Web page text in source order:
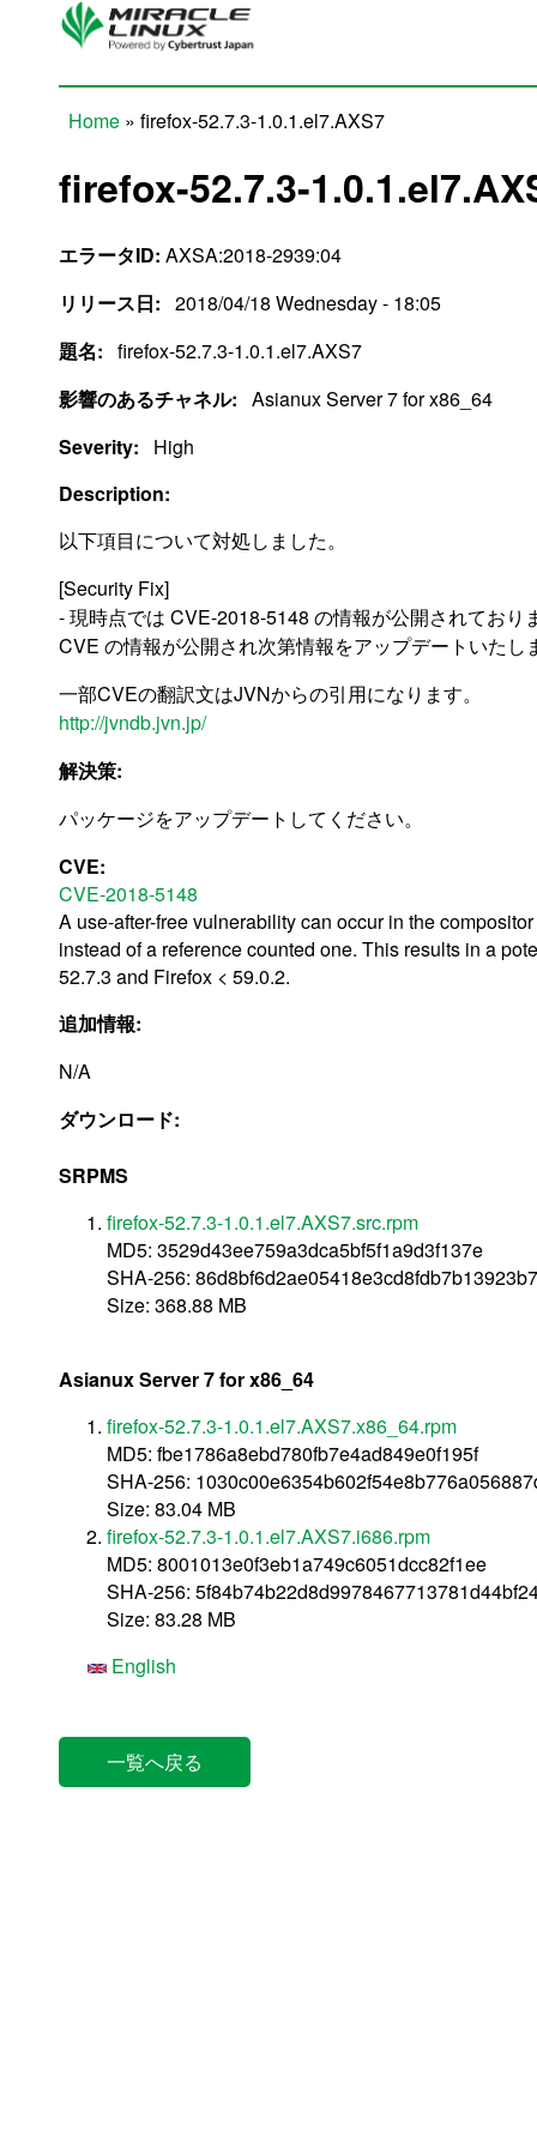
Skip to main content
Home » firefox-52.7.3-1.0.1.el7.AXS7
firefox-52.7.3-
エラータID: AXSA:2018-2939:04
リリース日: 2018/04/18 Wednesday - 18:05
題名: firefox-52.7.3-1.0.1.el7.AXS7
影響のあるチャネル: Asianux Server 7 for x86_64
Severity:
High
Description:
以下項目について対処しました。
[Security Fix]
- 現時点では CVE-2018-5148 の情報が公開されており
CVE の情報が公開され次第情報をアップデートいたし
一部CVEの翻訳文はJVNからの引用になります。
http://jvndb.jvn.jp/
解決策:
パッケージをアップデートしてください。
CVE:
CVE-2018-5148
A use-after-free vulnerability can occur in the
instead of a reference counted one. This results in a
52.7.3 and Firefox < 59.0.2.
追加情報:
N/A
ダウンロード:
SRPMS
firefox-52.7.3-1.0.1.el7.AXS7.src.rpm
MD5: 3529d43ee759a3dca5bf5f1a9d3f137e
SHA-256:
Size: 368.88 MB
Asianux Server 7 for x86_64
firefox-52.7.3-1.0.1.el7.AXS7.x86_64.rpm
MD5: fbe1786a8ebd780fb7e4ad849e0f195f
SHA-256:
Size: 83.04 MB
firefox-52.7.3-1.0.1.el7.AXS7.i686.rpm
MD5: 8001013e0f3eb1a749c6051dcc82f1ee
SHA-256:
Size: 83.28 MB
English
一覧へ戻る